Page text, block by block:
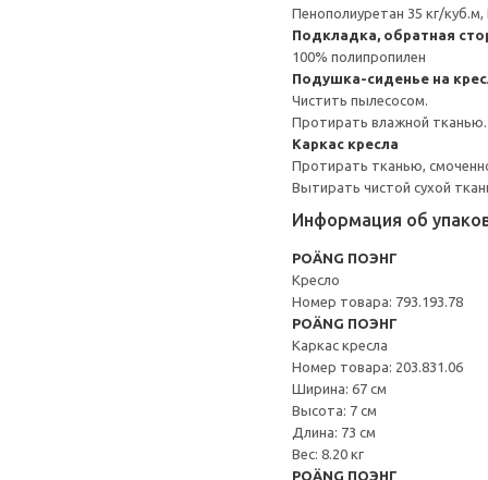
Пенополиуретан 35 кг/
Подкладка, обратная
100% полипропилен
Подушка-сиденье на
Чистить пылесосом.
Протирать влажной тканью.
Каркас кресла
Протирать тканью,
Вытирать чистой сухой
Информация об
POÄNG ПОЭНГ
Кресло
Номер товара: 793.193.78
POÄNG ПОЭНГ
Каркас кресла
Номер товара: 203.831.06
Ширина: 67 см
Высота: 7 см
Длина: 73 см
Вес: 8.20 кг
POÄNG ПОЭНГ